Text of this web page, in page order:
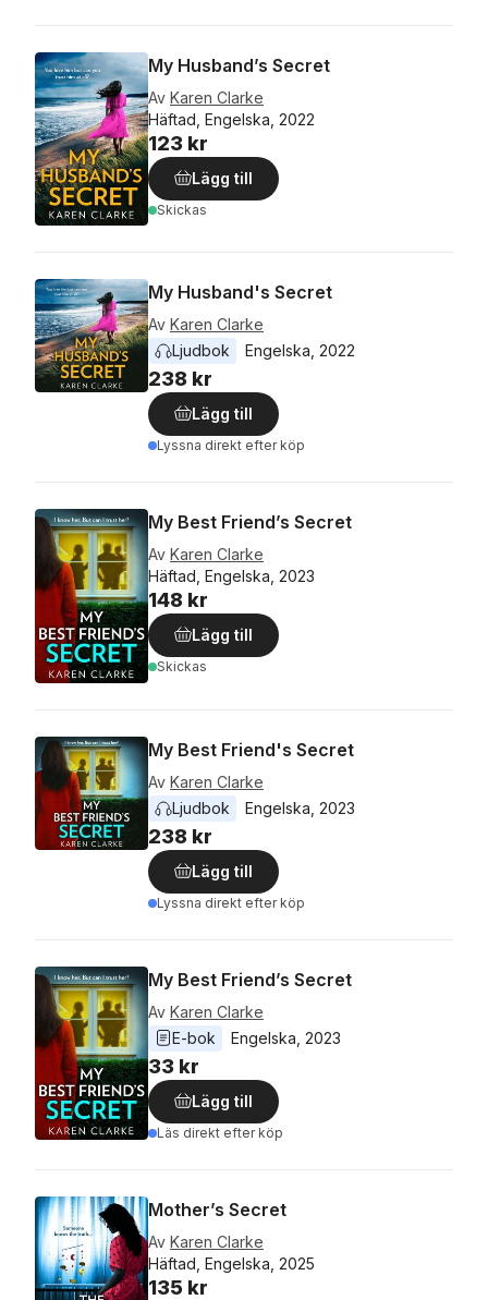
My Husband’s Secret
Av Karen Clarke
Häftad, Engelska, 2022
123 kr
Lägg till
Skickas
My Husband's Secret
Av Karen Clarke
Ljudbok
Engelska 2022
238 kr
Lägg till
Lyssna direkt efter köp
My Best Friend’s Secret
Av Karen Clarke
Häftad, Engelska, 2023
148 kr
Lägg till
Skickas
My Best Friend's Secret
Av Karen Clarke
Ljudbok
Engelska 2023
238 kr
Lägg till
Lyssna direkt efter köp
My Best Friend’s Secret
Av Karen Clarke
E-bok
Engelska 2023
33 kr
Lägg till
Läs direkt efter köp
Mother’s Secret
Av Karen Clarke
Häftad, Engelska, 2025
135 kr